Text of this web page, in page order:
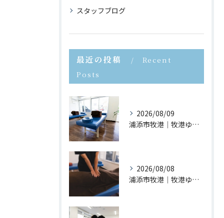
スタッフブログ
最近の投稿
Recent
Posts
2026/08/09
浦添市牧港｜牧港ゆがみ鍼灸整骨院｜立ち上がる時に腰が痛い原因とは？
2026/08/08
浦添市牧港｜牧港ゆがみ鍼灸整骨院｜反り腰を放置するとどうなる？